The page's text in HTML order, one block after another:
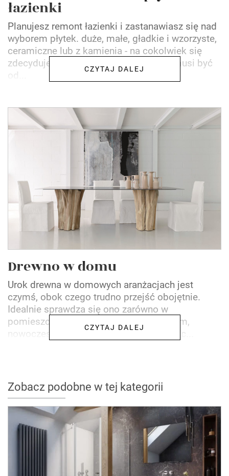
łazienki
Planujesz remont łazienki i zastanawiasz się nad
wyborem płytek. duże, małe, gładkie i wzorzyste,
ceramiczne lub z kamienia - na cokolwiek się
zdecydujesz, pamiętaj, że łazienka nie musi być
od...
CZYTAJ DALEJ
Drewno w domu
Urok drewna w domowych aranżacjach jest
czymś, obok czego trudno przejść obojętnie.
Idealnie sprawdza się ono zarówno w
pomieszczeniach w stylu skandynawskim,
nowoczesnym, jak i rustykalnym, dodając...
CZYTAJ DALEJ
Zobacz podobne w tej kategorii